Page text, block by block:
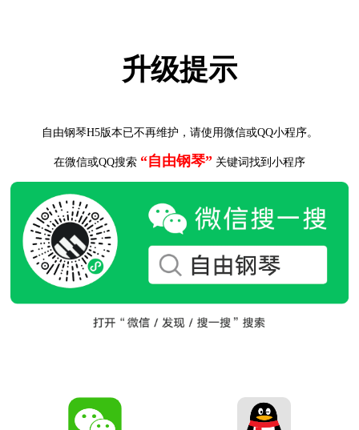
升级提示
自由钢琴H5版本已不再维护，请使用微信或QQ小程序。
在微信或QQ搜索 “自由钢琴” 关键词找到小程序